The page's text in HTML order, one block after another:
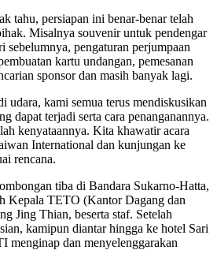
tahu, persiapan ini benar-benar telah
Misalnya souvenir untuk pendengar
pengaturan perjumpaan
kartu undangan, pemesanan
sponsor dan masih banyak lagi.
udara, kami semua terus mendiskusikan
dapat terjadi serta cara penanganannya.
kenyataannya. Kita khawatir acara
International dan kunjungan ke
rencana.
tiba di Bandara Sukarno-Hatta,
Kepala TETO (Kantor Dagang dan
Jing Thian, beserta staf. Setelah
kamipun diantar hingga ke hotel Sari
menginap dan menyelenggarakan